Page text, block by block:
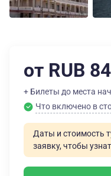
от RUB
+ Билеты до места
Что включено в
Даты и стоимость
заявку, чтобы